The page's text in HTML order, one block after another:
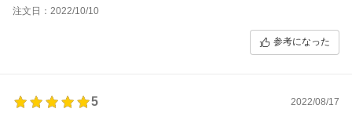
注文日：2022/10/10
参考になった
5
2022/08/17